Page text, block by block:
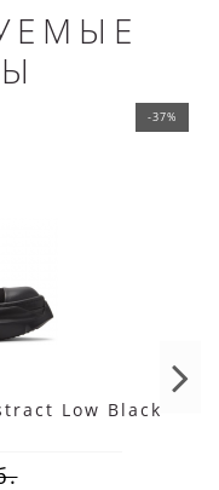
-37%
Low Black